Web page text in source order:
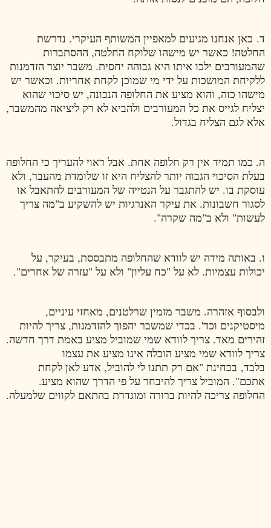
ד. כאן אנחנו מגיעים למאפיין המשותף העיקרי. נדרשת
החלטה! כאשר יש מישהו שלוקח החלטה, ההסתברות
שהמעורבים ילכו איתו היא גבוהה יחסית. משבר יוצר הזדמנות
ללקיחת המושכות על ידי מי שמוכן לקחת אחריות. וכאשר יש
מישהו כזה, והוא מציע את החלופה הנכונה, יש סיכוי שהוא
יצליח לגייס את כל המעורבים ולהביא לא רק ליציאה מהמשבר,
אלא לגם הצליח בגדול.
ה. כמו תמיד אין רק חלופה אחת. אבל ראוי להעריך כי החלופה
בעלת הסיכוי הגבוה יותר להצליח היא זו שלומדת מהעבר, ולא
עוסקת בו. יש להתגבר על הנטייה של המעורבים להתאבל או
לסגור חשבונות. את עיקר האנרגיות יש להשקיע ב"מה צריך
לעשות" ולא ב"מה שקרה".
ו. באותה מידה יש לוודא שהחלופה מתבססת, בעיקר, על
יכולות עצמיות. לא על "כח עליון" ולא על "עזרה של אחרים".
ולבסוף אזהרה. משבר מזמין שרלטנים, מאחזי עיניים,
מיסטיקנים וכד'. בכדי שמשבר יהפוך להזדמנות, צריך להיות
זהירים מאד. צריך לוודא שמי שמוביל מציע באמת דרך חדשה.
צריך לוודא שמי מציע הובלה אינו מציע את עצמו
בלבד, בבחינת "אם רק תתנו לי להוביל, אדע לאן לקחת
אתכם". המוביל צריך להיבחר על פי הדרך שהוא מציע.
החלופה צריכה להיות ברורה ומוגדרת בהתאם לקווים שלמעלה.